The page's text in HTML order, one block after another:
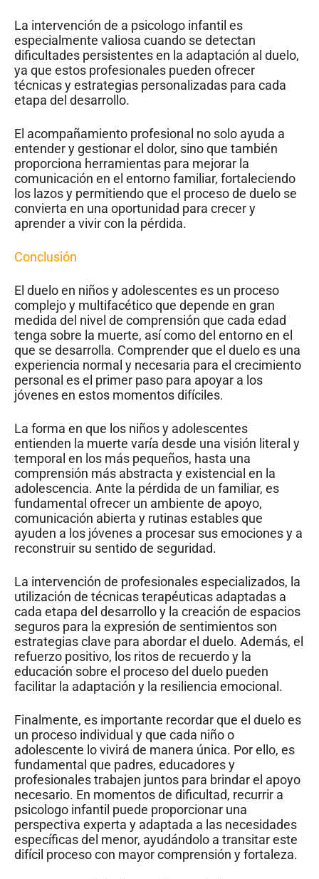
La intervención de a psicologo infantil es
especialmente valiosa cuando se detectan
dificultades persistentes en la adaptación al duelo,
ya que estos profesionales pueden ofrecer
técnicas y estrategias personalizadas para cada
etapa del desarrollo.
El acompañamiento profesional no solo ayuda a
entender y gestionar el dolor, sino que también
proporciona herramientas para mejorar la
comunicación en el entorno familiar, fortaleciendo
los lazos y permitiendo que el proceso de duelo se
convierta en una oportunidad para crecer y
aprender a vivir con la pérdida.
Conclusión
El duelo en niños y adolescentes es un proceso
complejo y multifacético que depende en gran
medida del nivel de comprensión que cada edad
tenga sobre la muerte, así como del entorno en el
que se desarrolla. Comprender que el duelo es una
experiencia normal y necesaria para el crecimiento
personal es el primer paso para apoyar a los
jóvenes en estos momentos difíciles.
La forma en que los niños y adolescentes
entienden la muerte varía desde una visión literal y
temporal en los más pequeños, hasta una
comprensión más abstracta y existencial en la
adolescencia. Ante la pérdida de un familiar, es
fundamental ofrecer un ambiente de apoyo,
comunicación abierta y rutinas estables que
ayuden a los jóvenes a procesar sus emociones y a
reconstruir su sentido de seguridad.
La intervención de profesionales especializados, la
utilización de técnicas terapéuticas adaptadas a
cada etapa del desarrollo y la creación de espacios
seguros para la expresión de sentimientos son
estrategias clave para abordar el duelo. Además, el
refuerzo positivo, los ritos de recuerdo y la
educación sobre el proceso del duelo pueden
facilitar la adaptación y la resiliencia emocional.
Finalmente, es importante recordar que el duelo es
un proceso individual y que cada niño o
adolescente lo vivirá de manera única. Por ello, es
fundamental que padres, educadores y
profesionales trabajen juntos para brindar el apoyo
necesario. En momentos de dificultad, recurrir a
psicologo infantil puede proporcionar una
perspectiva experta y adaptada a las necesidades
específicas del menor, ayudándolo a transitar este
difícil proceso con mayor comprensión y fortaleza.